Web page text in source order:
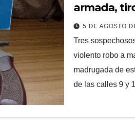
armada,
5 DE AGOSTO
Tres
violento robo a
madrugada de
de las calles 9 y